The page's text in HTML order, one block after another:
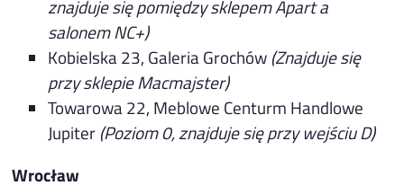
znajduje się pomiędzy sklepem Apart a
salonem NC+)
Kobielska 23, Galeria Grochów (Znajduje się
przy sklepie Macmajster)
Towarowa 22, Meblowe Centurm Handlowe
Jupiter (Poziom 0, znajduje się przy wejściu D)
Wrocław